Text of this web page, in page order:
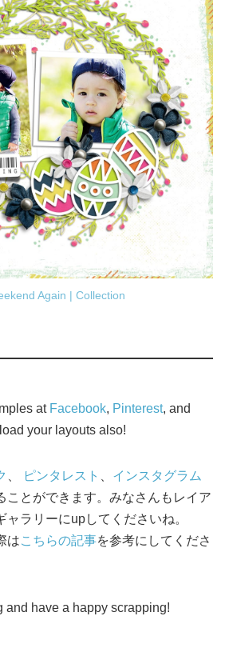
Again | Collection
at Facebook, Pinterest, and
your layouts also!
ピンタレスト
インスタグラム
ことができます。みなさんもレイア
ャラリーにupしてくださいね。
はこちらの記事を参考にしてくださ
and have a happy scrapping!